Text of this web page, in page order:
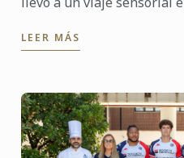
Monroebakes, y ...
LEER MÁS